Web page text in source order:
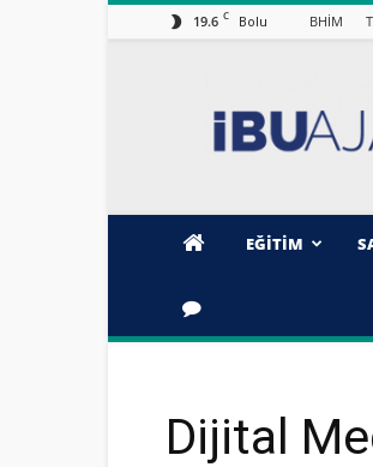
19.6 C Bolu BHİM
EĞİTİM
Dijital